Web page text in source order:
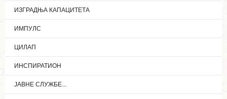
ИЗГРАДЊА КАПАЦИТЕТА
ИМПУЛС
ЦИЛАП
ИНСПИРАТИОН
ЈАВНЕ СЛУЖБЕ...